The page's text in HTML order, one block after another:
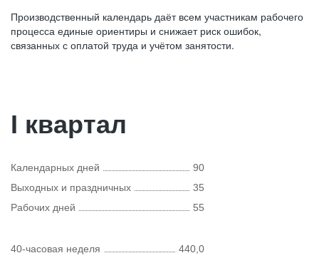
Производственный календарь даёт всем участникам рабочего
процесса единые ориентиры и снижает риск ошибок,
связанных с оплатой труда и учётом занятости.
I квартал
Календарных дней
90
Выходных и праздничных
35
Рабочих дней
55
40-часовая неделя
440,0